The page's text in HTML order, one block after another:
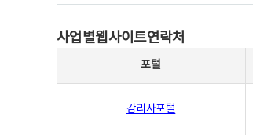
사업별웹사이트연락처
포털
감리사포털